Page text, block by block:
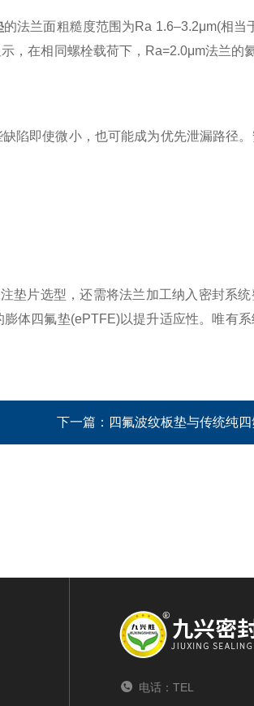
的法兰面粗糙度范围为Ra 1.6–3.2μm(相当
，在相同螺栓载荷下，Ra=2.0μm法兰的
即使微小，也可能成为优先泄漏路径。
片选型，还需将法兰加工纳入密封系统
体四氟垫(ePTFE)以提升适应性。唯有
下一篇： 四氟波纹板垫与传统纯
电话：TEL